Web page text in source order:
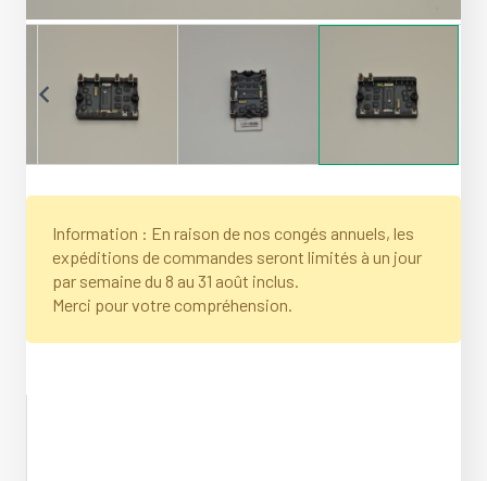
Information : En raison de nos congés annuels, les
expéditions de commandes seront limités à un jour
par semaine du 8 au 31 août inclus.
Merci pour votre compréhension.